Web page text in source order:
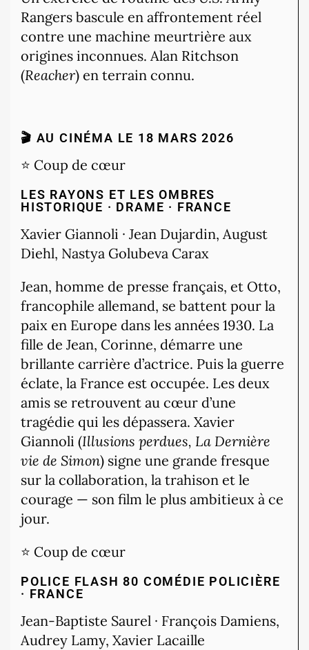
Rangers bascule en affrontement réel
contre une machine meurtrière aux
origines inconnues. Alan Ritchson
(Reacher) en terrain connu.
🎬 AU CINÉMA LE 18 MARS 2026
⭐ Coup de cœur
LES RAYONS ET LES OMBRES
HISTORIQUE · DRAME · FRANCE
Xavier Giannoli · Jean Dujardin, August
Diehl, Nastya Golubeva Carax
Jean, homme de presse français, et Otto,
francophile allemand, se battent pour la
paix en Europe dans les années 1930. La
fille de Jean, Corinne, démarre une
brillante carrière d’actrice. Puis la guerre
éclate, la France est occupée. Les deux
amis se retrouvent au cœur d’une
tragédie qui les dépassera. Xavier
Giannoli (Illusions perdues, La Dernière
vie de Simon) signe une grande fresque
sur la collaboration, la trahison et le
courage — son film le plus ambitieux à ce
jour.
⭐ Coup de cœur
POLICE FLASH 80 COMÉDIE POLICIÈRE
· FRANCE
Jean-Baptiste Saurel · François Damiens,
Audrey Lamy, Xavier Lacaille